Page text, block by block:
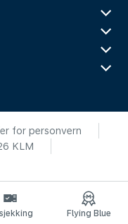
for personvern
KLM
Flying Blue